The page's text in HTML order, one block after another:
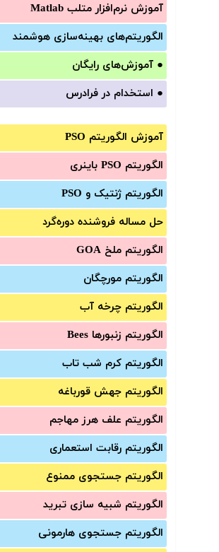
آموزش‌ نرم‌افزار متلب Matlab
الگوریتم‌های بهینه‌سازی هوشمند
● آموزش‌های رایگان
● استخدام در فرادرس
آموزش الگوریتم PSO
الگوریتم PSO باینری
الگوریتم ژنتیک و PSO
حل مساله فروشنده دوره‌گرد
الگوریتم ملخ GOA
الگوریتم مورچگان
الگوریتم چرخه آب
الگوریتم زنبورها Bees
الگوریتم کرم شب تاب
الگوریتم جهش قورباغه
الگوریتم علف هرز مهاجم
الگوریتم رقابت استعماری
الگوریتم جستجوی ممنوع
الگوریتم شبیه سازی تبرید
الگوریتم جستجوی هارمونی